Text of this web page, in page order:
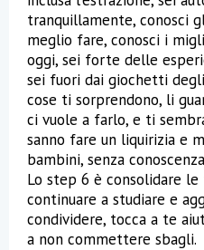
tranquillamente, conosci
meglio fare, conosci i
oggi, sei forte delle
sei fuori dai giochetti
cose ti sorprendono, li
ci vuole a farlo, e ti
sanno fare un liquirizia e
bambini, senza
Lo step 6 è consolidare le
continuare a studiare e
condividere, tocca a te
a non commettere sbagli.